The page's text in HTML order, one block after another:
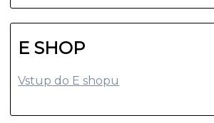
E SHOP
Vstup do E shopu